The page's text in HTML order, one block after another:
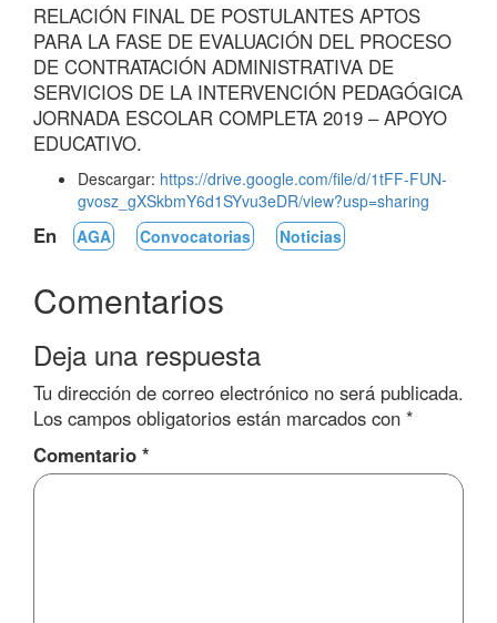
RELACIÓN FINAL DE POSTULANTES APTOS
PARA LA FASE DE EVALUACIÓN DEL PROCESO
DE CONTRATACIÓN ADMINISTRATIVA DE
SERVICIOS DE LA INTERVENCIÓN PEDAGÓGICA
JORNADA ESCOLAR COMPLETA 2019 – APOYO
EDUCATIVO.
Descargar: https://drive.google.com/file/d/1tFF-FUN-
gvosz_gXSkbmY6d1SYvu3eDR/view?usp=sharing
En AGA Convocatorias Noticias
Comentarios
Deja una respuesta
Tu dirección de correo electrónico no será publicada.
Los campos obligatorios están marcados con *
Comentario *